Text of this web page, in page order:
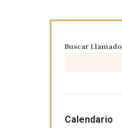
Buscar Llamado
Calendario